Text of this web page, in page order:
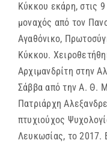
Κύκκου εκάρη, στις
μοναχός από τον
Αγαθόνικο,
Κύκκου.
Αρχιμανδρίτη στην
Σάββα από την Α. Θ.
Πατριάρχη
πτυχιούχος
Λευκωσίας, το 2017.